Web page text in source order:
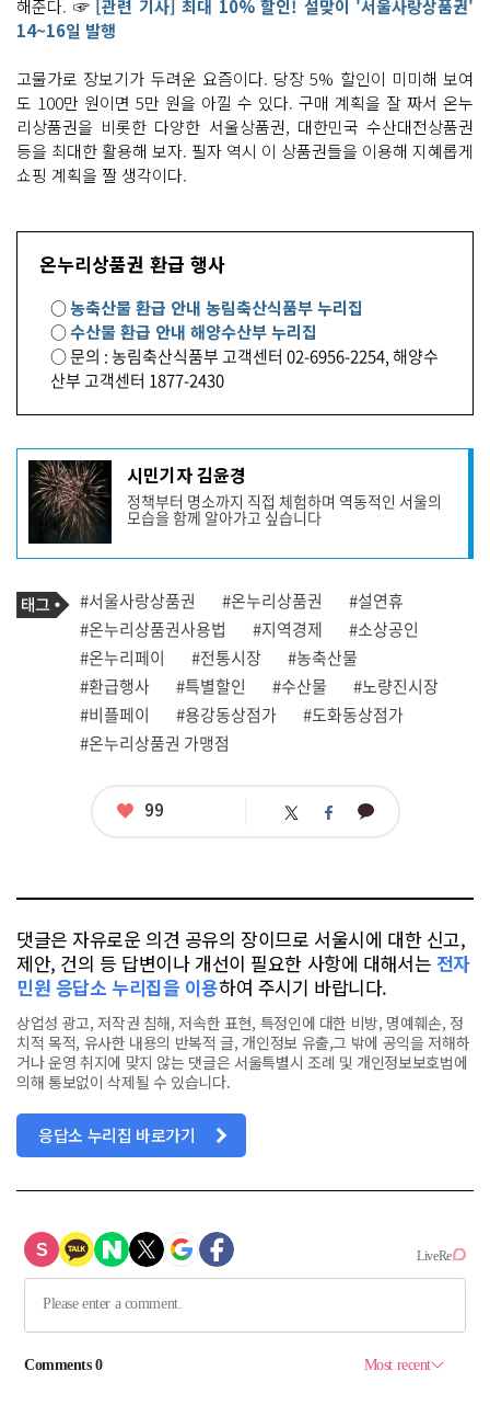
해준다. ☞[관련 기사] 최대 10% 할인! 설맞이 '서울사랑상품권'
14~16일 발행
고물가로 장보기가 두려운 요즘이다. 당장 5% 할인이 미미해 보여
도 100만 원이면 5만 원을 아낄 수 있다. 구매 계획을 잘 짜서 온누
리상품권을 비롯한 다양한 서울상품권, 대한민국 수산대전상품권
등을 최대한 활용해 보자. 필자 역시 이 상품권들을 이용해 지혜롭게
쇼핑 계획을 짤 생각이다.
온누리상품권 환급 행사
○농축산물 환급 안내 농림축산식품부 누리집
○수산물 환급 안내 해양수산부 누리집
○ 문의 : 농림축산식품부 고객센터 02-6956-2254, 해양수
산부 고객센터 1877-2430
기
사
작
성
자
프
필
시민기자 김윤경
정책부터 명소까지 직접 체험하며 역동적인 서울의
모습을 함께 알아가고 싶습니다
기
사
관
련
태
그
태
그
#서울사랑상품권 #온누리상품권
#설연휴
#온누리상품권사용법
#지역경제
#소상공인
#온누리페이
#전통시장
#농축산물
#환급행사
#특별할인 #수산물
#노량진시장
#비플페이
#용강동상점가
#도화동상점가
#온누리상품권 가맹점
좋
99 트 페 카
댓글은 자유로운 의견 공유의 장이므로 서울시에 대한 신고,
제안, 건의 등 답변이나 개선이 필요한 사항에 대해서는 전자
민원 응답소 누리집을 이용하여 주시기 바랍니다.
상업성 광고, 저작권 침해, 저속한 표현, 특정인에 대한 비방, 명예훼손, 정
치적 목적, 유사한 내용의 반복적 글, 개인정보 유출,그 밖에 공익을 저해하
거나 운영 취지에 맞지 않는 댓글은 서울특별시 조례 및 개인정보보호법에
의해 통보없이 삭제될 수 있습니다.
응답소 누리집 바로가기